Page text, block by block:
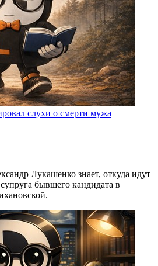
слухи о смерти мужа
Лукашенко знает, откуда идут
бывшего кандидата в